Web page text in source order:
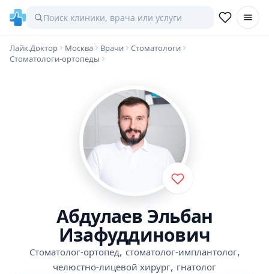
Лайк.Доктор Москва Врачи
Стоматологи
Стоматологи-ортопеды
Абдулаев Эльбан
Изафуддинович
Стоматолог-ортопед, стоматолог-имплантолог,
челюстно-лицевой хирург, гнатолог